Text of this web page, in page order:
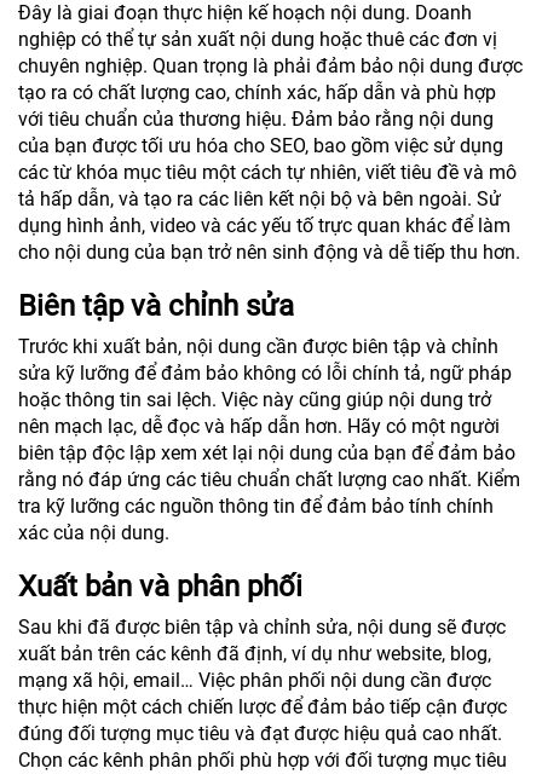
Đây là giai đoạn thực hiện kế hoạch nội dung. Doanh
nghiệp có thể tự sản xuất nội dung hoặc thuê các đơn vị
chuyên nghiệp. Quan trọng là phải đảm bảo nội dung được
tạo ra có chất lượng cao, chính xác, hấp dẫn và phù hợp
với tiêu chuẩn của thương hiệu. Đảm bảo rằng nội dung
của bạn được tối ưu hóa cho SEO, bao gồm việc sử dụng
các từ khóa mục tiêu một cách tự nhiên, viết tiêu đề và mô
tả hấp dẫn, và tạo ra các liên kết nội bộ và bên ngoài. Sử
dụng hình ảnh, video và các yếu tố trực quan khác để làm
cho nội dung của bạn trở nên sinh động và dễ tiếp thu hơn.
Biên tập và chỉnh sửa
Trước khi xuất bản, nội dung cần được biên tập và chỉnh
sửa kỹ lưỡng để đảm bảo không có lỗi chính tả, ngữ pháp
hoặc thông tin sai lệch. Việc này cũng giúp nội dung trở
nên mạch lạc, dễ đọc và hấp dẫn hơn. Hãy có một người
biên tập độc lập xem xét lại nội dung của bạn để đảm bảo
rằng nó đáp ứng các tiêu chuẩn chất lượng cao nhất. Kiểm
tra kỹ lưỡng các nguồn thông tin để đảm bảo tính chính
xác của nội dung.
Xuất bản và phân phối
Sau khi đã được biên tập và chỉnh sửa, nội dung sẽ được
xuất bản trên các kênh đã định, ví dụ như website, blog,
mạng xã hội, email… Việc phân phối nội dung cần được
thực hiện một cách chiến lược để đảm bảo tiếp cận được
đúng đối tượng mục tiêu và đạt được hiệu quả cao nhất.
Chọn các kênh phân phối phù hợp với đối tượng mục tiêu